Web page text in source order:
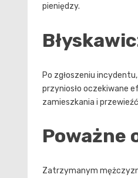
pieniędzy.
Po zgłoszeniu
przyniosło oczekiwane
zamieszkania i
Poważne
Zatrzymanym